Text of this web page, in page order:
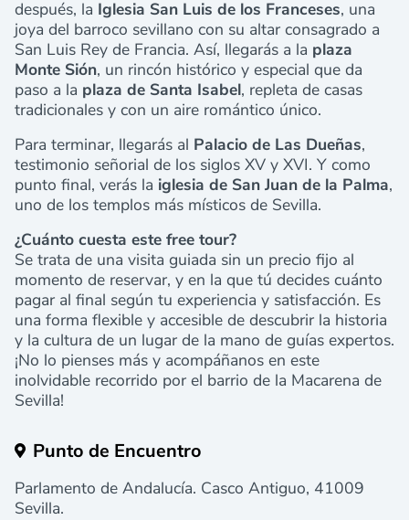
después, la Iglesia San Luis de los Franceses, una
joya del barroco sevillano con su altar consagrado a
San Luis Rey de Francia. Así, llegarás a la plaza
Monte Sión, un rincón histórico y especial que da
paso a la plaza de Santa Isabel, repleta de casas
tradicionales y con un aire romántico único.
Para terminar, llegarás al Palacio de Las Dueñas,
testimonio señorial de los siglos XV y XVI. Y como
punto final, verás la iglesia de San Juan de la Palma,
uno de los templos más místicos de Sevilla.
¿Cuánto cuesta este free tour?
Se trata de una visita guiada sin un precio fijo al
momento de reservar, y en la que tú decides cuánto
pagar al final según tu experiencia y satisfacción. Es
una forma flexible y accesible de descubrir la historia
y la cultura de un lugar de la mano de guías expertos.
¡No lo pienses más y acompáñanos en este
inolvidable recorrido por el barrio de la Macarena de
Sevilla!
Punto de Encuentro
Parlamento de Andalucía. Casco Antiguo, 41009
Sevilla.